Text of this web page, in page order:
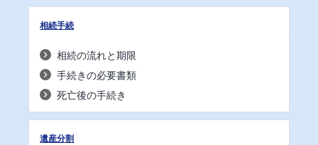
相続手続
相続の流れと期限
手続きの必要書類
死亡後の手続き
遺産分割